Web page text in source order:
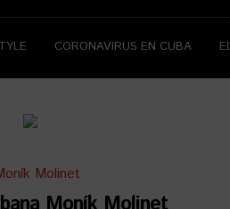
CORONAVIRUS EN CUBA